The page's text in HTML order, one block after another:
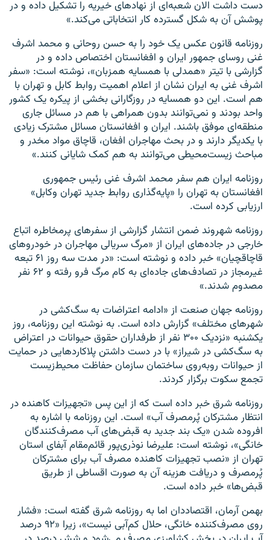
دست داشت الان شعبه‌ای از نهادهای خیریه را تشکیل داده و در
پوشش آن به شکل گسترده کار انتخاباتی می‌کند.»
روزنامه قانون عکس یک خود را به حسن روحانی و محمد اشرف
غنی روسای جمهور ایران و افغانستان اختصاص داده و در
گزارشی با تیتر «همدلی با همسایه همزبان»، نوشته است: «سفر
اشرف غنی به ایران نشان از اعلام اهمیت روابط کابل و تهران با
هم است. این دو همسایه در روزگارانی بخشی از پیکره یک کشور
واحد بودند و نمی‌توانند بدون همراهی با هم در مسائل جاری
منطقه‌ای موفق باشند. ایران و افغانستان مسائل مشترک زیادی
با یکدیگر دارند و در بحث مهاجران افغان، قاچاق مواد مخدر و
مباحث زیست‌محیطی می‌توانند به هم کمک شایانی کنند.»
روزنامه ایران هم سفر محمد اشرف غنی رئیس جمهوری
افغانستان به تهران را «پایه‌گذاری روابط جدید تهران وکابل»
ارزیابی کرده است.
روزنامه شهروند ضمن انتشار گزارشی از سفرهای پرمخاطره اتباع
خارجی در جاده‌های ایران از «مرگ سریالی مهاجران در خودروهای
قاچاقچیان» خبر داده و نوشته است: «در مدت سه روز ۶۱ تبعه
غیرمجاز در تصادف‌های جاده‌ای به کام مرگ فرو رفته و ۶۲ نفر
مصدوم شدند.»
روزنامه جهان صنعت از «ادامه اعتراضات به سگ‌کشی در
شهرهای مختلف» گزارش داده است. به نوشته این روزنامه، روز
یکشنبه «نزدیک ۳۰۰ نفر از طرفداران حقوق حیوانات در اعتراض
به سگ‌کشی در شیراز» با در دست داشتن پلاکاردهایی در حمایت
از حیوانات روبه‌روی ساختمان سازمان حفاظت محیط‌زیست
تجمع سکوت برگزار کردند.
روزنامه شرق خبر داده است که از این پس «تجهیزات کاهنده در
انتظار مشترکان پُرمصرف آب» است. این روزنامه با اشاره به
افروده شدن «یک بند جدید به قبض‌های آب مصرف‌کنندگان
خانگی»، نوشته است: علیرضا نوذری‌پور قائم‌مقام آبفای استان
تهران از «نصب تجهیزات کاهنده مصرف آب برای مشترکان
پُرمصرف و دریافت هزینه آن به صورت اقساطی از طریق
قبض‌ها» خبر داده است.
بهمن آرمان، اقتصاددان اما به روزنامه شرق گفته است: «فشار
روی مصرف‌کننده خانگی، حلال کم‌آبی نیست»، زیرا «۹۲ درصد